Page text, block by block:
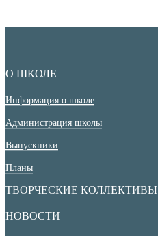
О ШКОЛЕ
Информация о школе
Администрация школы
Выпускники
Планы
ТВОРЧЕСКИЕ КОЛЛЕКТИВЫ
НОВОСТИ